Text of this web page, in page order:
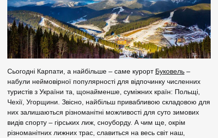
Сьогодні Карпати, а найбільше – саме курорт Буковель –
набули неймовірної популярності для відпочинку численних
туристів з України та, щонайменше, суміжних країн: Польщі,
Чехії, Угорщини. Звісно, найбільш привабливою складовою для
них залишаються різноманітні можливості для суто зимових
видів спорту – гірських лиж, сноуборду. А чим ще, окрім
різноманітних лижних трас, славиться на весь світ наш,